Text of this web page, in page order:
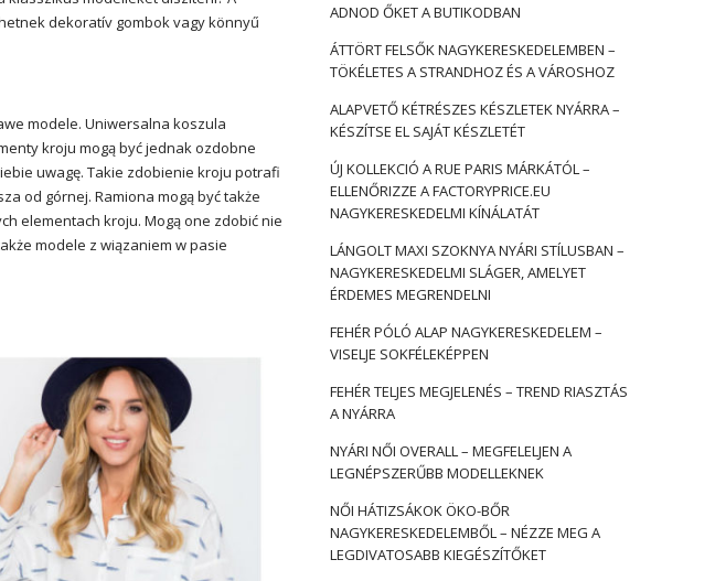
dekoratív gombok vagy könnyű
modele. Uniwersalna koszula
kroju mogą być jednak ozdobne
uwagę. Takie zdobienie kroju potrafi
od górnej. Ramiona mogą być także
elementach kroju. Mogą one zdobić nie
modele z wiązaniem w pasie
ADNOD ŐKET A BUTIKODBAN
ÁTTÖRT FELSŐK NAGYKERESKEDELEMBEN –
TÖKÉLETES A STRANDHOZ ÉS A VÁROSHOZ
ALAPVETŐ KÉTRÉSZES KÉSZLETEK NYÁRRA –
KÉSZÍTSE EL SAJÁT KÉSZLETÉT
ÚJ KOLLEKCIÓ A RUE PARIS MÁRKÁTÓL –
ELLENŐRIZZE A FACTORYPRICE.EU
NAGYKERESKEDELMI KÍNÁLATÁT
LÁNGOLT MAXI SZOKNYA NYÁRI STÍLUSBAN –
NAGYKERESKEDELMI SLÁGER, AMELYET
ÉRDEMES MEGRENDELNI
FEHÉR PÓLÓ ALAP NAGYKERESKEDELEM –
VISELJE SOKFÉLEKÉPPEN
FEHÉR TELJES MEGJELENÉS – TREND RIASZTÁS
A NYÁRRA
NYÁRI NŐI OVERALL – MEGFELELJEN A
LEGNÉPSZERŰBB MODELLEKNEK
NŐI HÁTIZSÁKOK ÖKO-BŐR
NAGYKERESKEDELEMBŐL – NÉZZE MEG A
LEGDIVATOSABB KIEGÉSZÍTŐKET